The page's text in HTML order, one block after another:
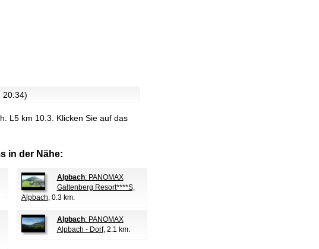
20:34)
L5 km 10.3.
Klicken Sie auf das
in der Nähe:
Alpbach: PANOMAX
Galtenberg Resort****S,
Alpbach, 0.3 km.
Alpbach: PANOMAX
Alpbach - Dorf, 2.1 km.